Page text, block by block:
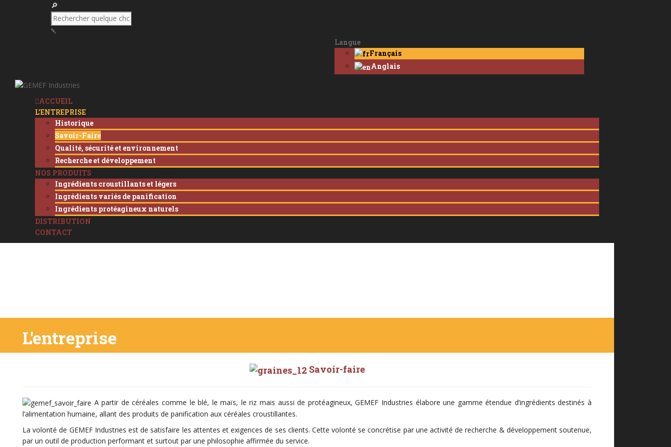
Langue
Français
Anglais
ACCUEIL
L’ENTREPRISE
Historique
Savoir-Faire
Qualité, sécurité et environnement
Recherche et développement
NOS PRODUITS
Ingrédients croustillants et légers
Ingrédients variés de panification
Ingrédients protéagineux naturels
DISTRIBUTION
CONTACT
L'entreprise
Savoir-faire
A partir de céréales comme le blé, le maïs, le riz mais aussi de protéagineux, GEMEF Industries élabore une gamme étendue d’ingrédients destinés à
l’alimentation humaine, allant des produits de panification aux céréales croustillantes.
La volonté de GEMEF Industries est de satisfaire les attentes et exigences de ses clients. Cette volonté se concrétise par une activité de recherche & développement soutenue,
par un outil de production performant et surtout par une philosophie affirmée du service.